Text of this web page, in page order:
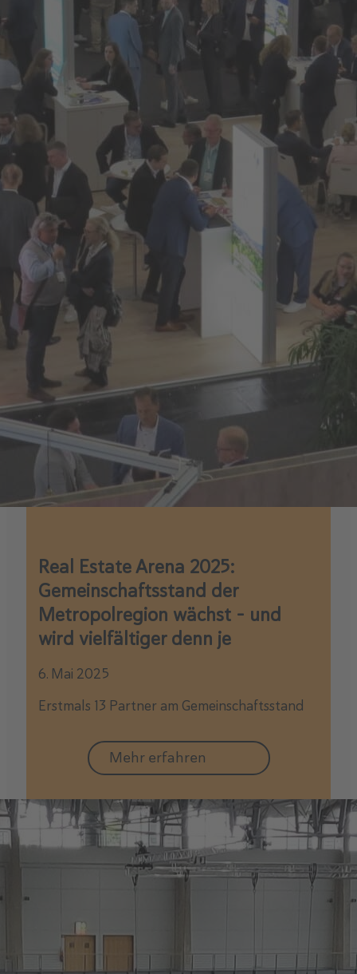
Real Estate Arena 2025:
Gemeinschaftsstand der
Metropolregion wächst – und
wird vielfältiger denn je
6. Mai 2025
Erstmals 13 Partner am Gemeinschaftsstand
Mehr erfahren